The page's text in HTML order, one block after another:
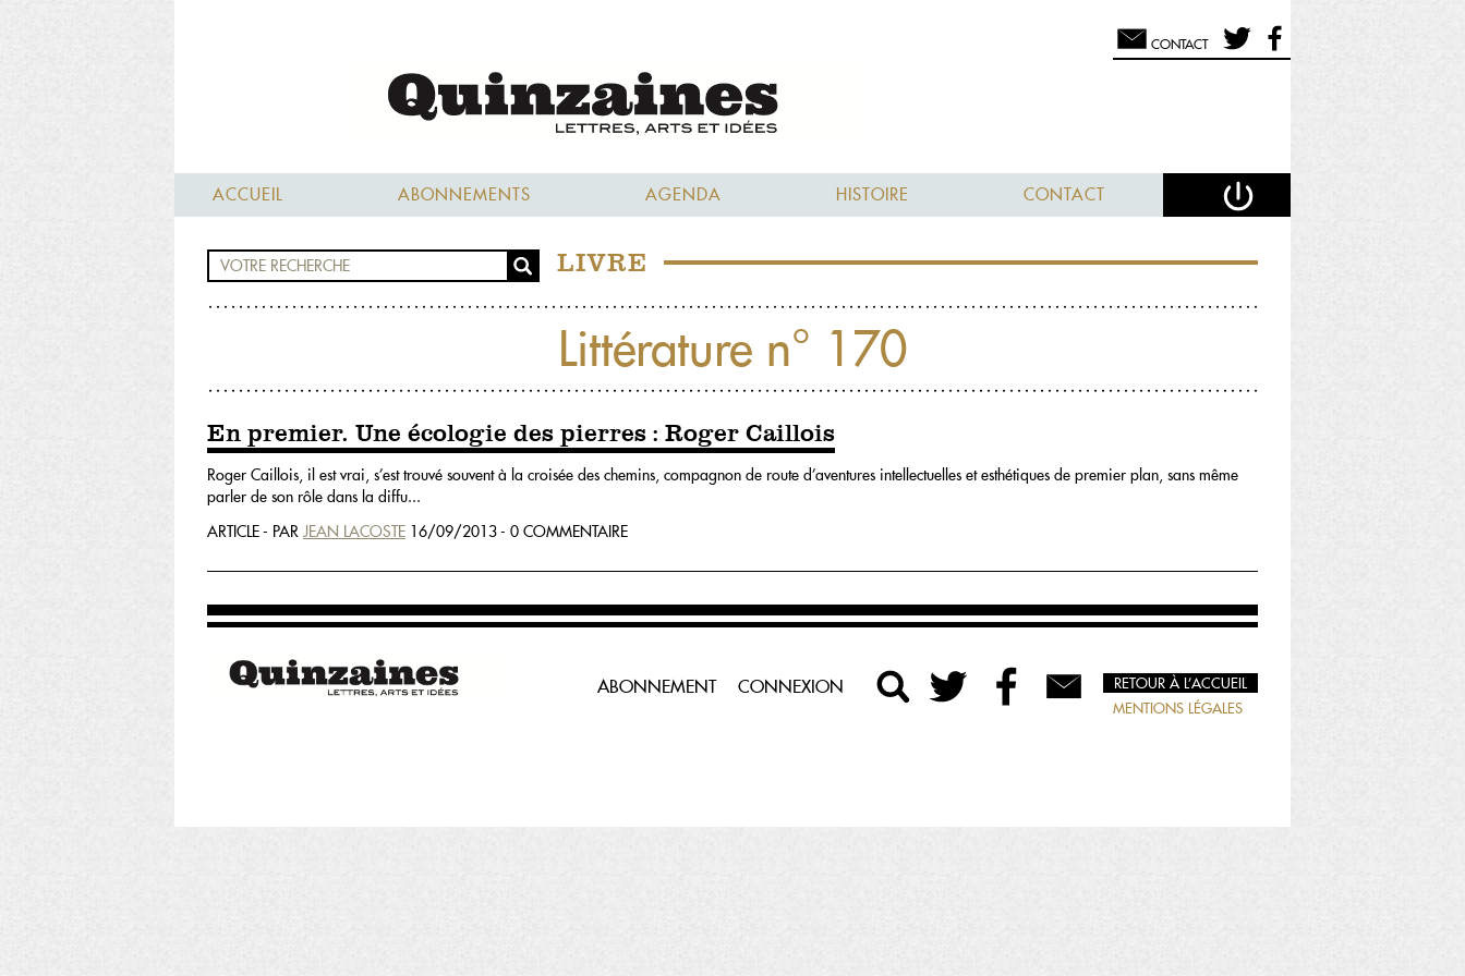
CONTACT
ACCUEIL ABONNEMENTS AGENDA HISTOIRE CONTACT
LIVRE
Littérature n° 170
En premier. Une écologie des pierres : Roger Caillois
Roger Caillois, il est vrai, s’est trouvé souvent à la croisée des chemins, compagnon de route d’aventures intellectuelles et esthétiques de premier plan, sans même
parler de son rôle dans la diffu...
ARTICLE - PAR JEAN LACOSTE 16/09/2013 - 0 COMMENTAIRE
ABONNEMENT CONNEXION
RETOUR À L’ACCUEIL
MENTIONS LÉGALES